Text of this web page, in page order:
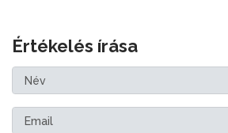
Értékelés írása